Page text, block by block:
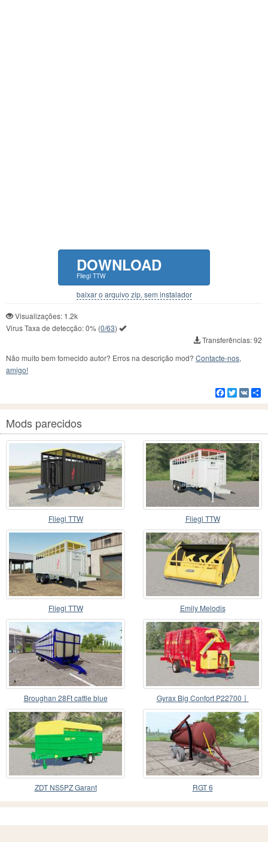
DOWNLOAD
Fliegl TTW
baixar o arquivo zip, sem instalador
Visualizações: 1.2k
Virus Taxa de detecção:0% (0/63)
Transferências: 92
Não muito bem fornecido autor? Erros na descrição mod? Contacte-nos,
amigo!
Facebook
Twitter
VK
Mods parecidos
Fliegl TTW Fliegl TTW
Fliegl TTW Emily Melodis
Broughan 28Ft cattle blue
Gyrax Big Confort P22700〡
pailleuse
ZDT NS5PZ Garant RGT 6